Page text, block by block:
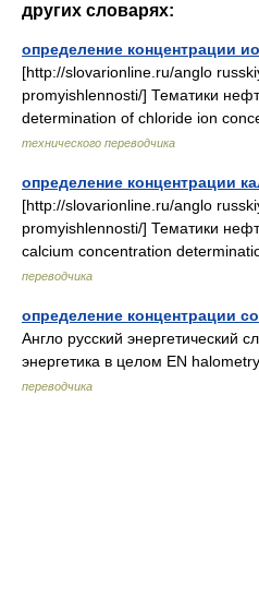
других словарях:
определение концентрации
[http://slovarionline.ru/anglo
promyishlennosti/] Тематики
determination of chloride ion
технического переводчика
определение концентрации
[http://slovarionline.ru/anglo
promyishlennosti/] Тематики
calcium concentration
переводчика
определение концентрации
Англо русский энергетический
энергетика в целом EN
переводчика